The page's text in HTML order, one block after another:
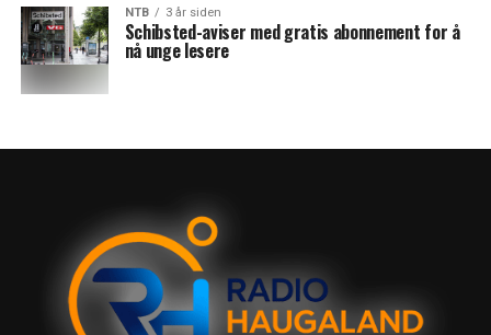
NTB 3 år siden
Schibsted-aviser med gratis abonnement for å
nå unge lesere